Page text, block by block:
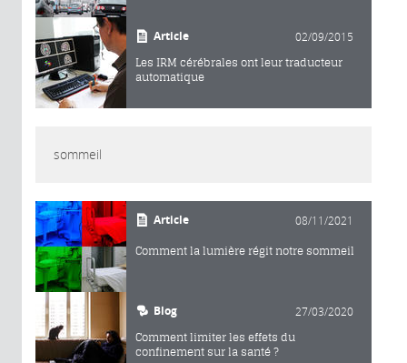
Article 02/09/2015
Les IRM cérébrales ont leur traducteur
automatique
sommeil
Article 08/11/2021
Comment la lumière régit notre sommeil
Blog 27/03/2020
Comment limiter les effets du
confinement sur la santé ?